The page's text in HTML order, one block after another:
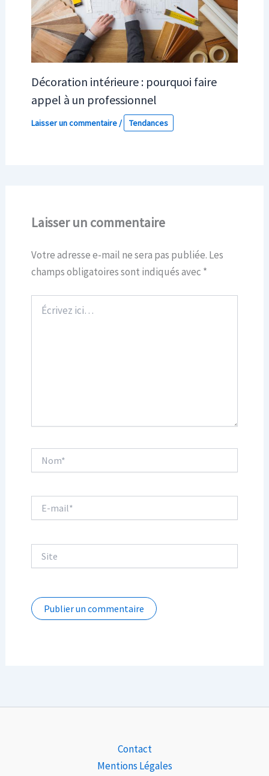
Décoration intérieure : pourquoi faire
appel à un professionnel
Laisser un commentaire / Tendances
Laisser un commentaire
Votre adresse e-mail ne sera pas publiée. Les
champs obligatoires sont indiqués avec *
ici…
mail*
Contact
Mentions Légales